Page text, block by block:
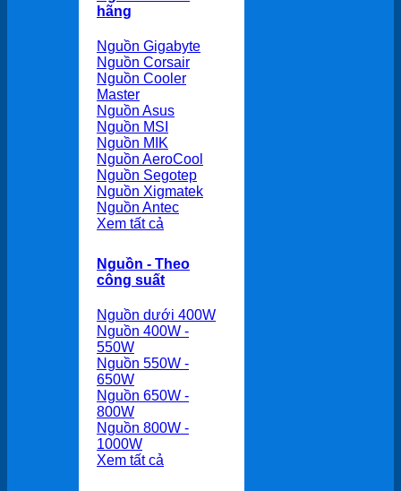
hãng
Nguồn Gigabyte
Nguồn Corsair
Nguồn Cooler
Master
Nguồn Asus
Nguồn MSI
Nguồn MIK
Nguồn AeroCool
Nguồn Segotep
Nguồn Xigmatek
Nguồn Antec
Xem tất cả
Nguồn - Theo
công suất
Nguồn dưới 400W
Nguồn 400W -
550W
Nguồn 550W -
650W
Nguồn 650W -
800W
Nguồn 800W -
1000W
Xem tất cả